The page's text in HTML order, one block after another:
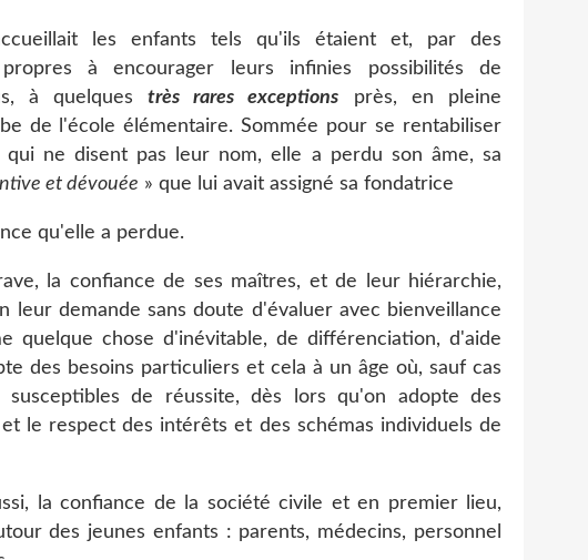
les enfants tels qu'ils étaient et, par des
à encourager leurs infinies possibilités de
à quelquestrès rares exceptions près, en pleine
de l'école élémentaire. Sommée pour se rentabiliser
ne disent pas leur nom, elle a perdu son âme, sa
et dévouée » que lui avait assigné sa fondatrice
qu'elle a perdue.
la confiance de ses maîtres, et de leur hiérarchie,
leur demande sans doute d'évaluer avec bienveillance
quelque chose d'inévitable, de différenciation, d'aide
des besoins particuliers et cela à un âge où, sauf cas
de réussite, dès lors qu'on adopte des
le respect des intérêts et des schémas individuels de
la confiance de la société civile et en premier lieu,
des jeunes enfants : parents, médecins, personnel